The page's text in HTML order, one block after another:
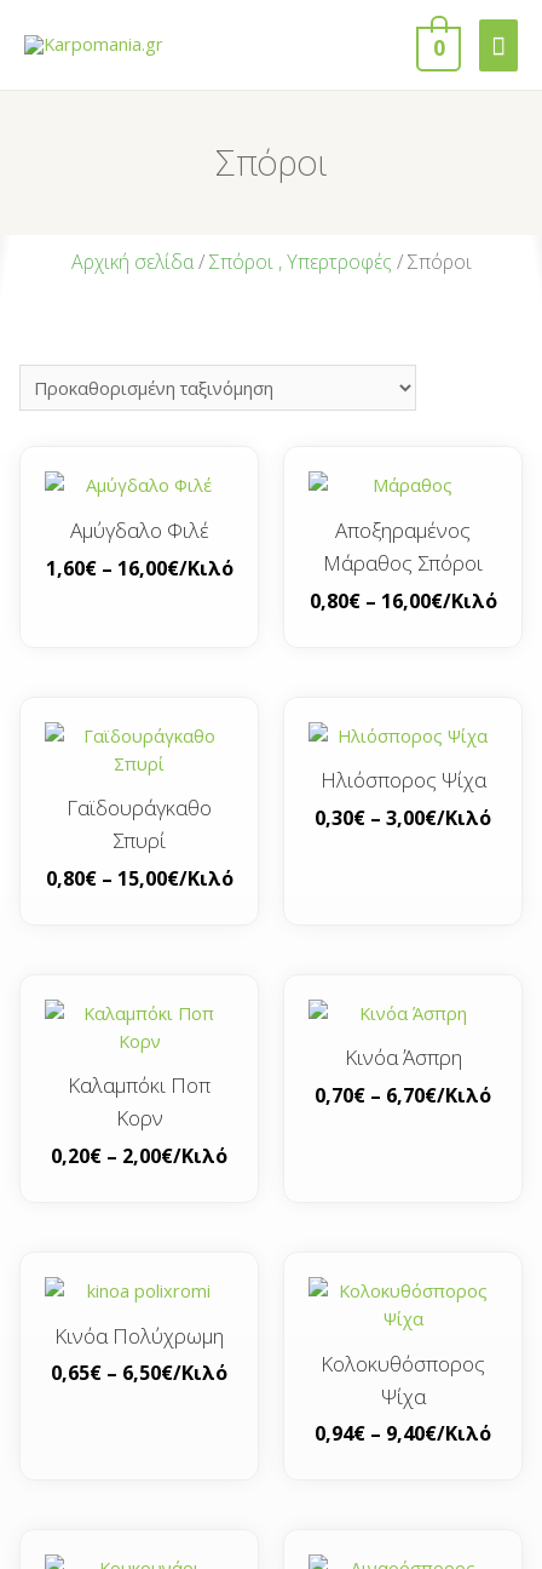
0
Σπόροι
Αρχική σελίδα/Σπόροι , Υπερτροφές / Σπόροι
Αμύγδαλο Φιλέ
1,60€ – 16,00€/Κιλό
Αποξηραμένος
Μάραθος Σπόροι
0,80€ – 16,00€/Κιλό
Γαϊδουράγκαθο
Σπυρί
0,80€ – 15,00€/Κιλό
Ηλιόσπορος Ψίχα
0,30€ – 3,00€/Κιλό
Καλαμπόκι Ποπ
Κορν
0,20€ – 2,00€/Κιλό
Κινόα Άσπρη
0,70€ – 6,70€/Κιλό
Κινόα Πολύχρωμη
0,65€ – 6,50€/Κιλό
Κολοκυθόσπορος
Ψίχα
0,94€ – 9,40€/Κιλό